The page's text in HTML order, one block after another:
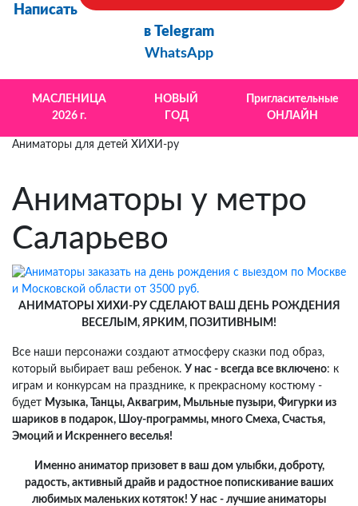
Написать
в Telegram
WhatsApp
МАСЛЕНИЦА
2026 г.
НОВЫЙ
ГОД
Пригласительные
ОНЛАЙН
Аниматоры для детей ХИХИ-ру
Аниматоры у метро
Саларьево
АНИМАТОРЫ ХИХИ-РУ СДЕЛАЮТ ВАШ ДЕНЬ РОЖДЕНИЯ
ВЕСЕЛЫМ, ЯРКИМ, ПОЗИТИВНЫМ!
Все наши персонажи создают атмосферу сказки под образ,
который выбирает ваш ребенок. У нас - всегда все включено: к
играм и конкурсам на празднике, к прекрасному костюму -
будет Музыка, Танцы, Аквагрим, Мыльные пузыри, Фигурки из
шариков в подарок, Шоу-программы, много Смеха, Счастья,
Эмоций и Искреннего веселья!
Именно аниматор призовет в ваш дом улыбки, доброту,
радость, активный драйв и радостное попискивание ваших
любимых маленьких котяток! У нас - лучшие аниматоры